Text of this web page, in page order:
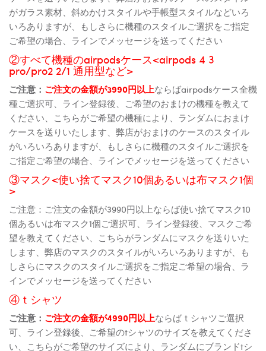
がガラス素材、斜めかけスタイルや手帳型スタイルなどいろ
いろありますが、もしさらに機種のスタイルご選択をご指定
ご希望の場合、ラインでメッセージを送ってください
②すべて機種のairpodsケース<airpods 4 3
pro/pro2 2/1 通用型など>
ご注意： ご注文の金額が3990円以上ならばairpodsケース全機
種ご選択可、ライン登録後、ご希望のおまけの機種を教えて
ください、こちらがご希望の機種により、ランダムにおまけ
ケースを送りいたします、弊店がおまけのケースのスタイル
がいろいろありますが、もしさらに機種のスタイルご選択を
ご指定ご希望の場合、ラインでメッセージを送ってください
③マスク<使い捨てマスク10個あるいは布マスク1個
>
ご注意：ご注文の金額が3990円以上ならば使い捨てマスク10
個あるいは布マスク1個ご選択可、ライン登録後、マスクご希
望を教えてください、こちらがランダムにマスクを送りいた
します、弊店のマスクのスタイルがいろいろありますが、も
しさらにマスクのスタイルご選択をご指定ご希望の場合、ラ
インでメッセージを送ってください
④ｔシャツ
ご注意： ご注文の金額が4990円以上ならばｔシャツご選択
可、ライン登録後、ご希望のtシャツのサイズを教えてくださ
い、こちらがご希望のサイズにより、ランダムにブランドtシ